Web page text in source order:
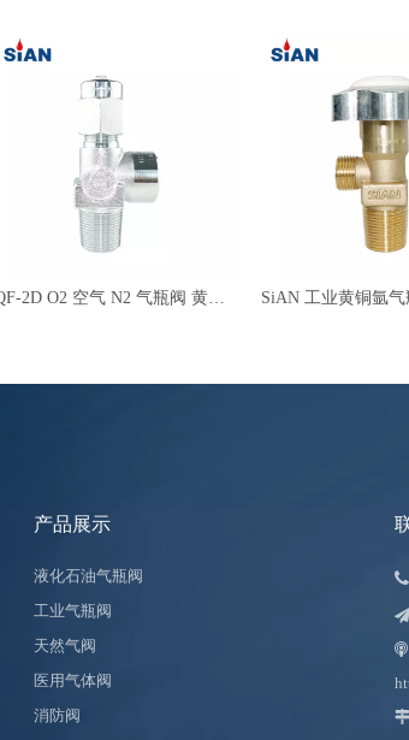
QF-2D O2 空气 N2 气瓶阀 黄铜针型阀
产品展示
液化石油气瓶阀
工业气瓶阀
天然气阀
医用气体阀
消防阀



